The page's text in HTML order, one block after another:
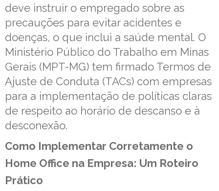
deve instruir o empregado sobre as
precauções para evitar acidentes e
doenças, o que inclui a saúde mental. O
Ministério Público do Trabalho em Minas
Gerais (MPT-MG) tem firmado Termos de
Ajuste de Conduta (TACs) com empresas
para a implementação de políticas claras
de respeito ao horário de descanso e à
desconexão.
Como Implementar Corretamente o
Home Office na Empresa: Um Roteiro
Prático